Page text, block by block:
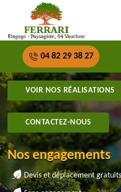
04 82 29 38 27
VOIR NOS RÉALISATIONS
CONTACTEZ-NOUS
Nos engagements
Devis et déplacement gratuits